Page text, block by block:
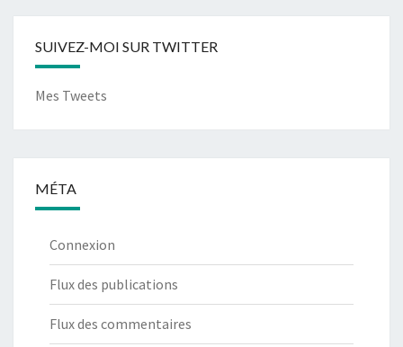
SUIVEZ-MOI SUR TWITTER
Mes Tweets
MÉTA
Connexion
Flux des publications
Flux des commentaires